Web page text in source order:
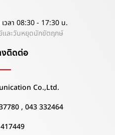
เวลา 08:30 - 17:30 น.
ละวันหยุดนักขัตฤกษ์
ติดต่อ
Co.,Ltd.
, 043 332464